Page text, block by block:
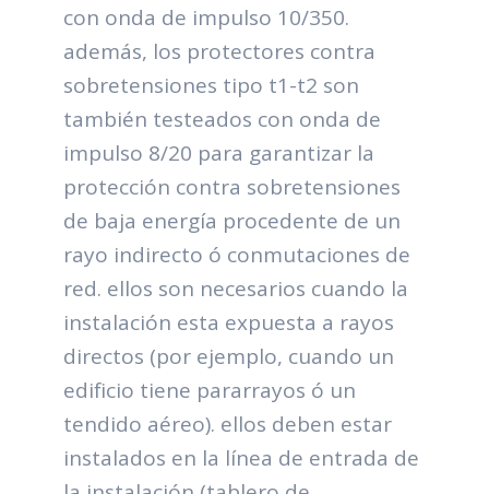
con onda de impulso 10/350.
además, los protectores contra
sobretensiones tipo t1-t2 son
también testeados con onda de
impulso 8/20 para garantizar la
protección contra sobretensiones
de baja energía procedente de un
rayo indirecto ó conmutaciones de
red. ellos son necesarios cuando la
instalación esta expuesta a rayos
directos (por ejemplo, cuando un
edificio tiene pararrayos ó un
tendido aéreo). ellos deben estar
instalados en la línea de entrada de